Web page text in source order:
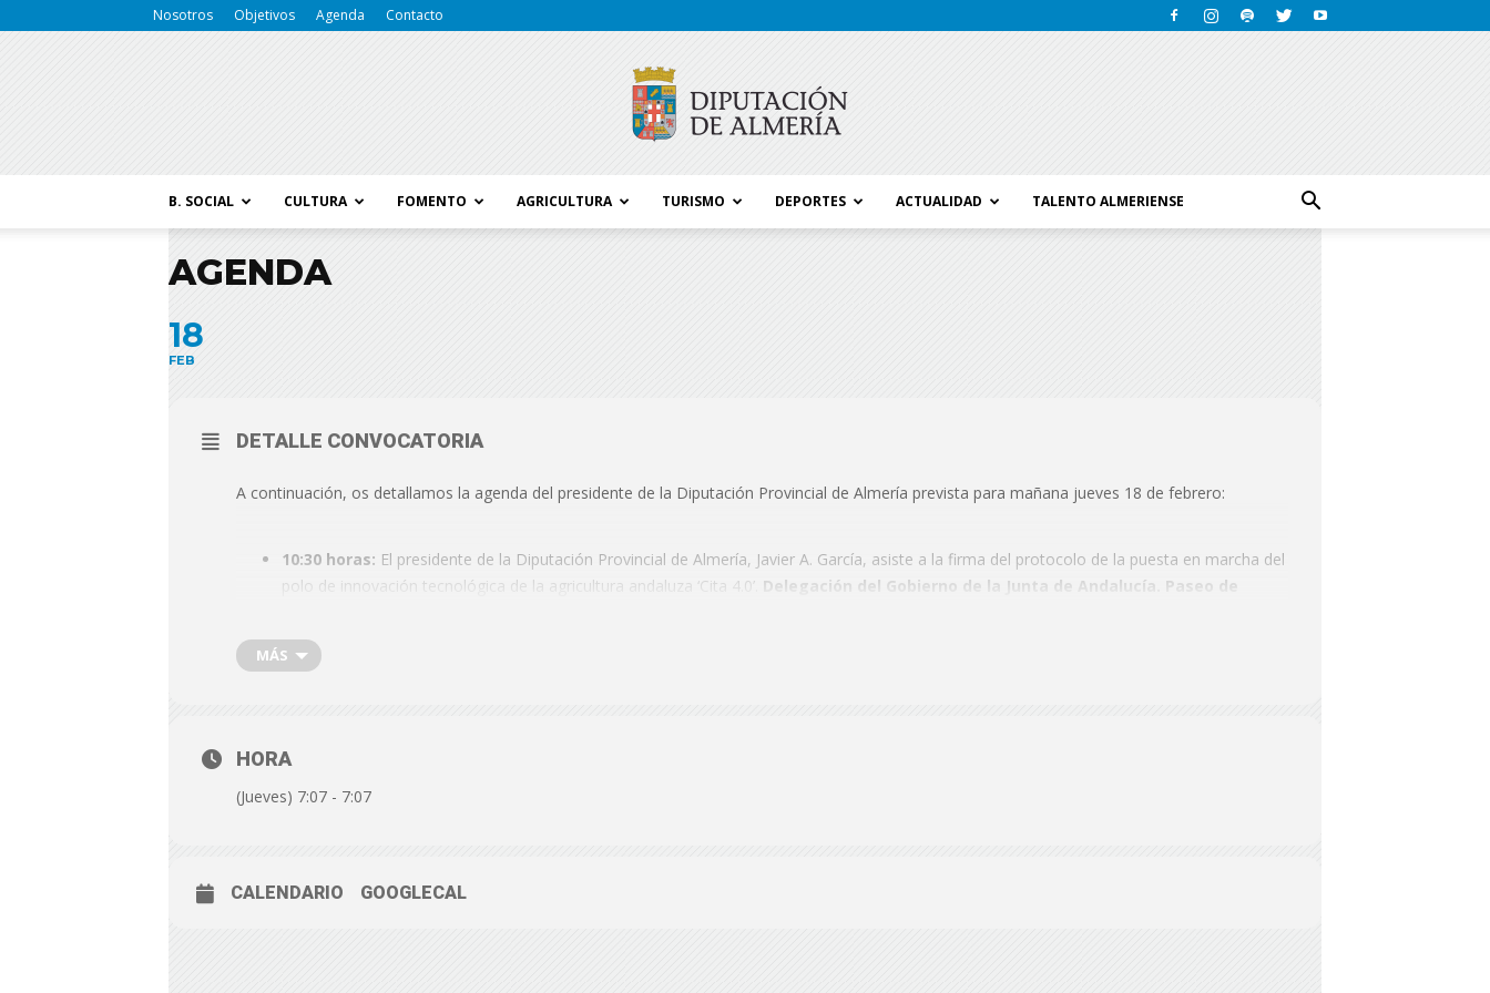
Nosotros Objetivos Agenda Contacto
B. SOCIAL CULTURA FOMENTO AGRICULTURA TURISMO DEPORTES ACTUALIDAD TALENTO ALMERIENSE
AGENDA
18
FEB
DETALLE CONVOCATORIA
A continuación, os detallamos la agenda del presidente de la Diputación Provincial de Almería prevista para mañana jueves 18 de febrero:
10:30 horas: El presidente de la Diputación Provincial de Almería, Javier A. García, asiste a la firma del protocolo de la puesta en marcha del
polo de innovación tecnológica de la agricultura andaluza ‘Cita 4.0’. Delegación del Gobierno de la Junta de Andalucía. Paseo de
Científico-Tecnológico de Almería (PITA). Av. De la Innovación, 15.
MÁS
HORA
(Jueves) 7:07 - 7:07
CALENDARIO GOOGLECAL